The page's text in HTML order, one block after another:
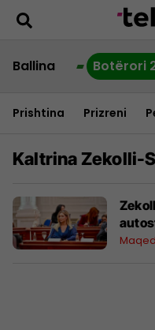
Ballina Botërori
Prishtina Prizreni
Kaltrina Zekolli-